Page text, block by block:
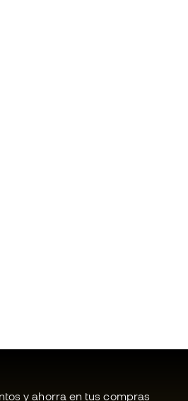
y ahorra en tus compras